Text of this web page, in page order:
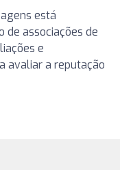
está
de associações de
e
avaliar a reputação